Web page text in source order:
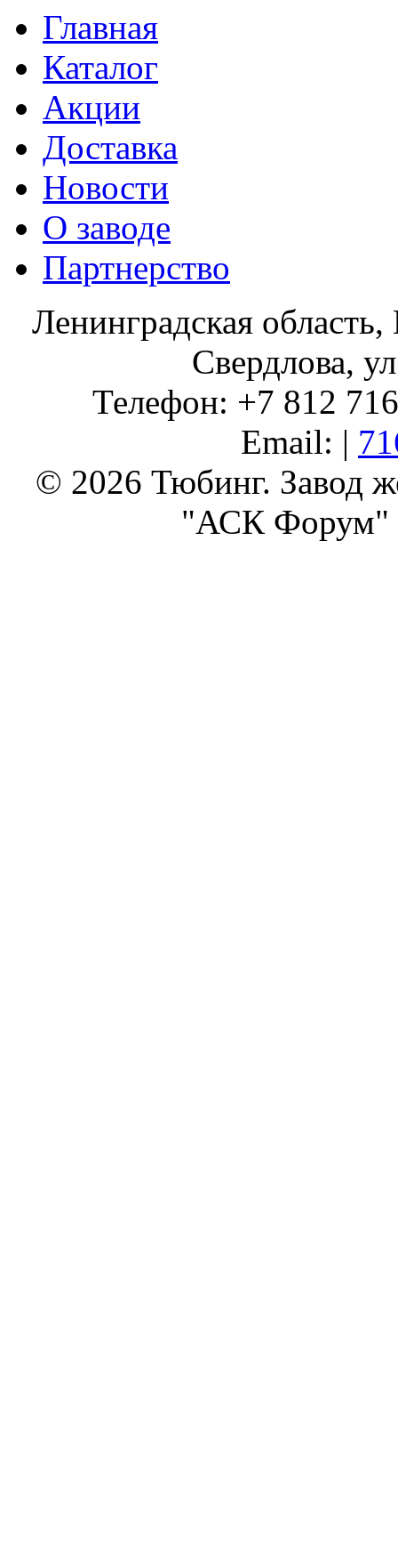
Главная
Каталог
Акции
Доставка
Новости
О заводе
Партнерство
Ленинградская
Свердлова,
Телефон: +7 812
Email: |
© 2026 Тюбинг. Завод
"АСК Форум"